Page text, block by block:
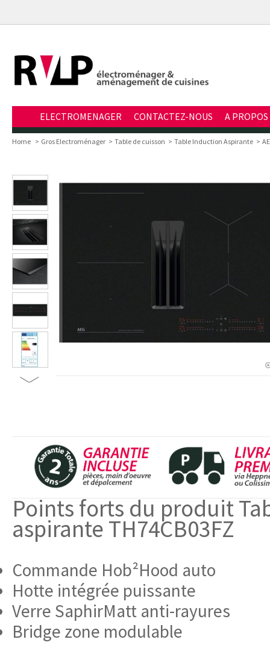
ELECTROMENAGER CONTACTEZ-NOUS A PROPOS
Home > Gros Electroménager > Table de cuisson > Table Induction Aspirante >
Points forts du produit
aspirante TH74CB03FZ
Commande Hob²Hood auto
Hotte intégrée puissante
Verre SaphirMatt anti-rayures
Bridge zone modulable